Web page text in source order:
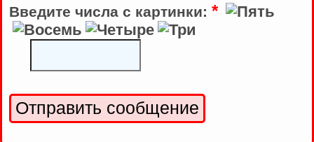
Введите числа с картинки: *